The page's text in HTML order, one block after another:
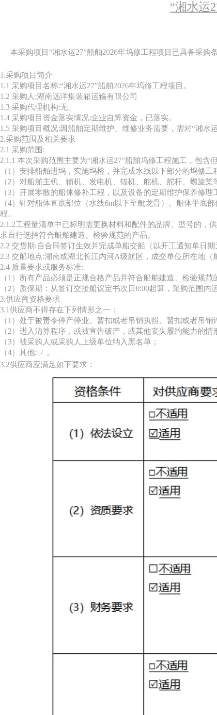
“湘水运
本采购项目“湘水运27”船舶2026年坞修工程项目已具备采
1.采购项目简介
1.1 采购项目名称:“湘水运27”船舶2026年坞修工程项目。
1.2 采购人:湖南远洋集装箱运输有限公司
1.3 采购代理机构:无。
1.4 采购项目资金落实情况:企业自筹资金，已落实。
1.5 采购项目概况:因船舶定期维护、维修业务需要，需对“湘
2.采购范围及相关要求
2.1 采购范围:
2.1.1 本次采购范围主要为“湘水运27”船舶坞修工程施工，包
（1）安排船舶进坞，实施坞检，并完成水线以下部分的坞修工
（2）对船舶主机、辅机、发电机、锚机、舵机、舵杆、螺旋
（3）开展零散的船体修补工程，以及设备的定期维护保养修理
（4）针对船体直底部位（水线6m以下至舭龙骨）、船体平底
程。
2.1.2工程量清单中已标明需更换材料和配件的品牌、型号的
求自行选择符合船舶建造、检验规范的产品。
2.2 交货期:自合同签订生效并完成单船交船（以开工通知单日
2.3 交船地点:湖南或湖北长江内河A级航区，成交单位所在地（
2.4 质量要求或服务标准:
（1）所有产品必须是正规合格产品并符合船舶建造、检验规
（2）质保期：从签订交接船议定书次日0:00起算，采购范围
3.供应商资格要求
3.1供应商不得存在下列情形之一：
（1）处于被责令停产停业、暂扣或者吊销执照、暂扣或者吊
（2）进入清算程序，或被宣告破产，或其他丧失履约能力的情
（3）被采购人或采购人上级单位纳入黑名单；
（4）其他: / 。
3.2供应商应满足如下要求：